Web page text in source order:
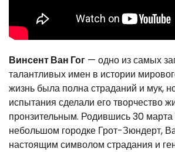
Винсент Ван Гог — одно из самых
талантливых имен в истории
жизнь была полна страданий и мук,
испытания сделали его творчество
пронзительным. Родившись 30 марта
небольшом городке Грот-Зюндерт,
настоящим символом страдания и